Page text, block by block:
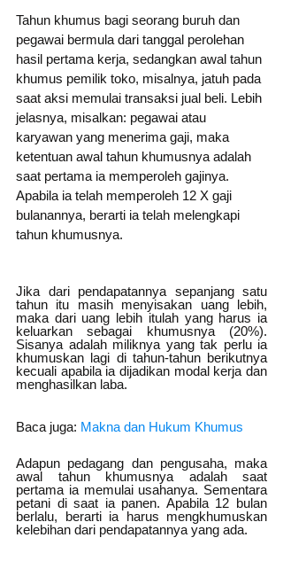
Tahun khumus bagi seorang buruh dan
pegawai bermula dari tanggal perolehan
hasil pertama kerja, sedangkan awal tahun
khumus pemilik toko, misalnya, jatuh pada
saat aksi memulai transaksi jual beli. Lebih
jelasnya, misalkan: pegawai atau
karyawan yang menerima gaji, maka
ketentuan awal tahun khumusnya adalah
saat pertama ia memperoleh gajinya.
Apabila ia telah memperoleh 12 X gaji
bulanannya, berarti ia telah melengkapi
tahun khumusnya.
Jika dari pendapatannya sepanjang satu
tahun itu masih menyisakan uang lebih,
maka dari uang lebih itulah yang harus ia
keluarkan sebagai khumusnya (20%).
Sisanya adalah miliknya yang tak perlu ia
khumuskan lagi di tahun-tahun berikutnya
kecuali apabila ia dijadikan modal kerja dan
menghasilkan laba.
Baca juga: Makna dan Hukum Khumus
Adapun pedagang dan pengusaha, maka
awal tahun khumusnya adalah saat
pertama ia memulai usahanya. Sementara
petani di saat ia panen. Apabila 12 bulan
berlalu, berarti ia harus mengkhumuskan
kelebihan dari pendapatannya yang ada.